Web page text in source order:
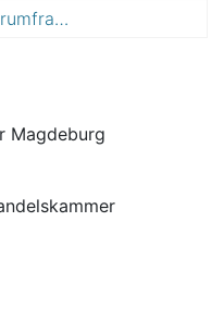
Ergebnisse der IHK-Konjunkturumfrage für das ... und Erwartungen für die Folgemonate
Magdeburg